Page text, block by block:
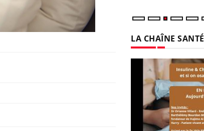
LA CHAÎNE SANTÉ